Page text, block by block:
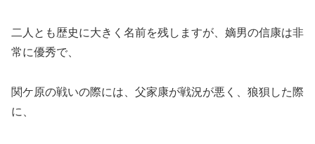
二人とも歴史に大きく名前を残しますが、嫡男の信康は非
常に優秀で、
関ケ原の戦いの際には、父家康が戦況が悪く、狼狽した際
に、